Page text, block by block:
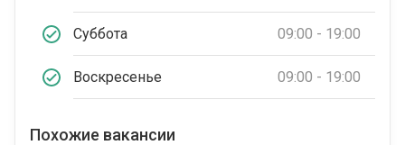
Суббота 09:00 - 19:00
Воскресенье 09:00 - 19:00
Похожие вакансии